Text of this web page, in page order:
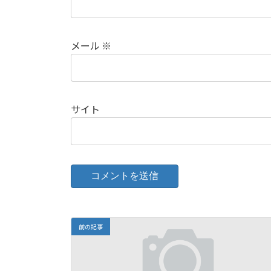
メール ※
サイト
前の記事